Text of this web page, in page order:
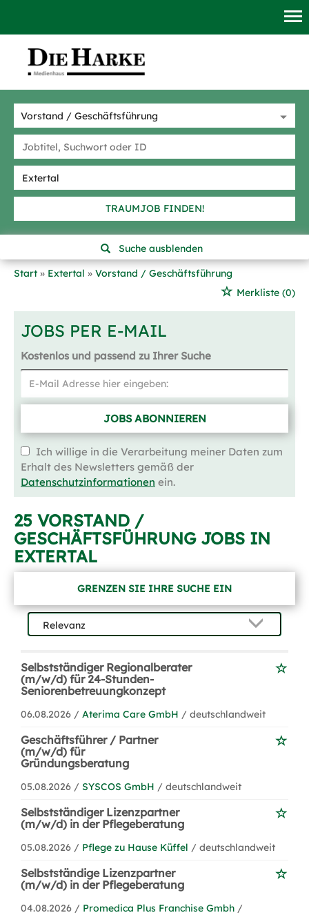
TRAUMJOB FINDEN!
Suche ausblenden
Start
Extertal
Vorstand / Geschäftsführung
Merkliste (0)
JOBS PER E-MAIL
Kostenlos und passend zu Ihrer Suche
JOBS ABONNIEREN
Ich willige in die Verarbeitung meiner Daten zum
Erhalt des Newsletters gemäß der
Datenschutzinformationen ein.
25 VORSTAND /
GESCHÄFTSFÜHRUNG JOBS IN
EXTERTAL
GRENZEN SIE IHRE SUCHE EIN
Selbstständiger Regionalberater
(m/w/d) für 24-Stunden-
Seniorenbetreuungkonzept
06.08.2026 / Aterima Care GmbH / deutschlandweit
Geschäftsführer / Partner
(m/w/d) für
Gründungsberatung
05.08.2026 / SYSCOS GmbH / deutschlandweit
Selbstständiger Lizenzpartner
(m/w/d) in der Pflegeberatung
05.08.2026 / Pflege zu Hause Küffel / deutschlandweit
Selbstständige Lizenzpartner
(m/w/d) in der Pflegeberatung
04.08.2026 / Promedica Plus Franchise Gmbh /